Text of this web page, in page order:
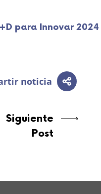
para Innovar 2024
noticia
Siguiente
Post